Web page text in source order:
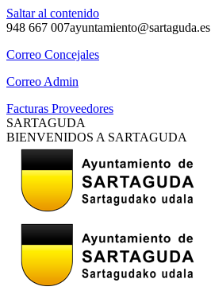
Saltar al contenido
948 667 007ayuntamiento@sartaguda.es
Correo Concejales
Correo Admin
Facturas Proveedores
SARTAGUDA
BIENVENIDOS A SARTAGUDA